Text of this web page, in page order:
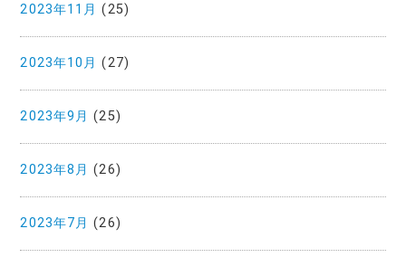
2023年11月 (25)
2023年10月 (27)
2023年9月 (25)
2023年8月 (26)
2023年7月 (26)